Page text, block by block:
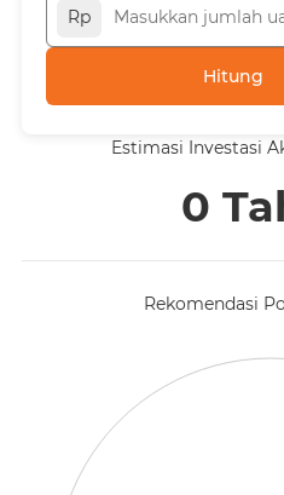
Rp
Hitung
Estimasi Investasi
0
Rekomendasi